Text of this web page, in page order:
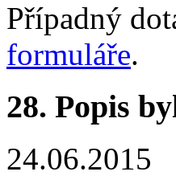
Případný
formuláře.
28. Popis
24.06.2015